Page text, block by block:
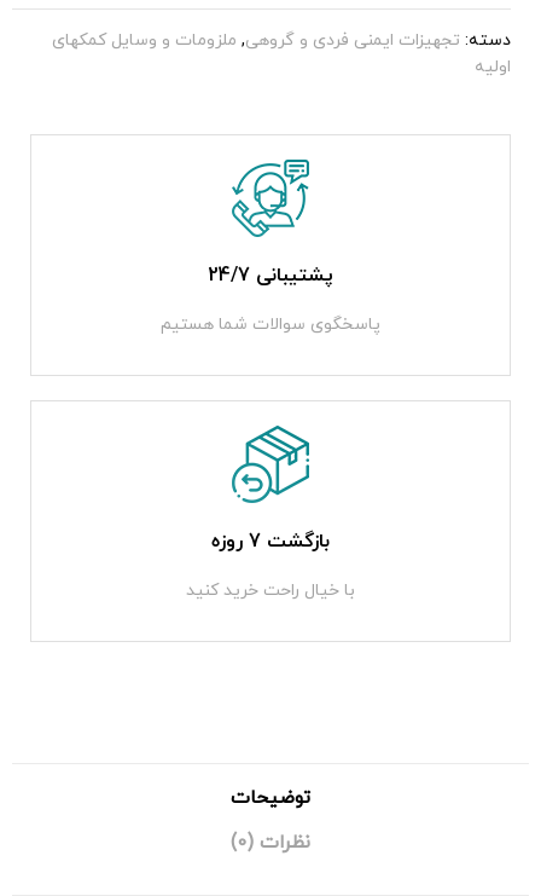
دسته:تجهیزات ایمنی فردی و گروهی,ملزومات و وسایل کمکهای
اولیه
پشتیبانی 24/7
پاسخگوی سوالات شما هستیم
بازگشت 7 روزه
با خیال راحت خرید کنید
توضیحات
نظرات (0)